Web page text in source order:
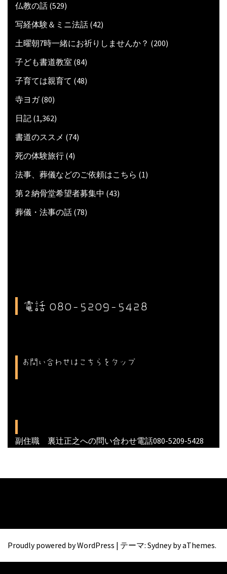
仏教の話 (529)
写経体験＆ミニ法話 (42)
土曜朝7時一緒にお祈りしませんか？ (200)
子ども書道教室 (84)
子育ては親育て (48)
寺ヨガ(80)
日記 (1,362)
書道のススメ (74)
死の体験旅行 (4)
法事、葬儀などのご依頼はこちら (1)
第２納骨堂希望者募集中 (43)
葬儀・法事の話 (78)
電話 080-5209-5428
お問い合わせはこちらをタップ
副住職 裏辻正之への問い合わせ電話080-5209-5428
Proudly powered by WordPress | テーマ: Sydneyby aThemes.